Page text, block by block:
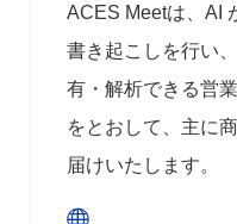
ACES Meetは、AI
書き起こしを行い
有・解析できる営
をとおして、主に
届けいたします。